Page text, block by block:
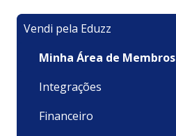
Vendi pela Eduzz
Minha Área de Membros
Integrações
Financeiro